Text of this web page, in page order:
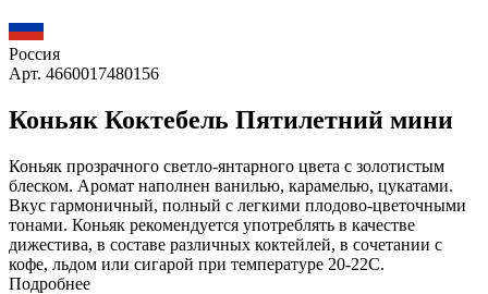
Россия
Арт. 4660017480156
Коньяк Коктебель Пятилетний мини
Коньяк прозрачного светло-янтарного цвета с золотистым
блеском. Аромат наполнен ванилью, карамелью, цукатами.
Вкус гармоничный, полный с легкими плодово-цветочными
тонами. Коньяк рекомендуется употреблять в качестве
дижестива, в составе различных коктейлей, в сочетании с
кофе, льдом или сигарой при температуре 20-22С.
Подробнее